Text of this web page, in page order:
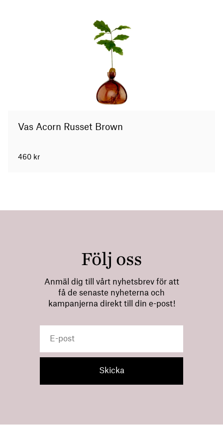
Vas Acorn Russet Brown
460 kr
Följ oss
Anmäl dig till vårt nyhetsbrev för att
få de senaste nyheterna och
kampanjerna direkt till din e-post!